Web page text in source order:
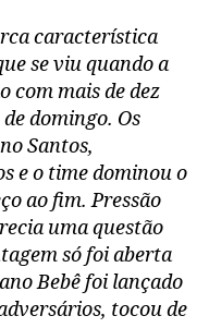
característica
se viu quando a
com mais de dez
domingo. Os
Santos,
e o time dominou o
ao fim. Pressão
uma questão
só foi aberta
Bebê foi lançado
tocou de